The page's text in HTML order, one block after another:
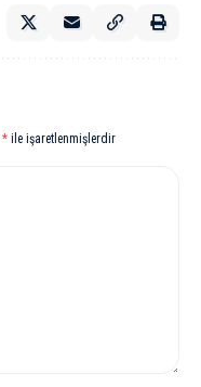
* ile işaretlenmişlerdir